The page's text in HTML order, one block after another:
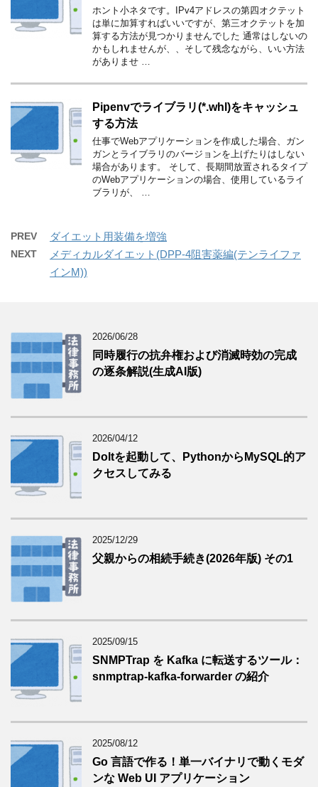
ホント小ネタです。IPv4アドレスの第四オクテット
は単に加算すればいいですが、第三オクテットを加
算する方法が見つかりませんでした 通常はしないの
かもしれませんが、、そして残念ながら、いい方法
がありませ …
Pipenvでライブラリ(*.whl)をキャッシュ
する方法
仕事でWebアプリケーションを作成した場合、ガン
ガンとライブラリのバージョンを上げたりはしない
場合があります。 そして、長期間放置されるタイプ
のWebアプリケーションの場合、使用しているライ
ブラリが、 …
PREV ダイエット用装備を増強
NEXT
メディカルダイエット(DPP-4阻害薬編(テンライファ
インM))
2026/06/28
同時履行の抗弁権および消滅時効の完成
の逐条解説(生成AI版)
2026/04/12
Doltを起動して、PythonからMySQL的ア
クセスしてみる
2025/12/29
父親からの相続手続き(2026年版) その1
2025/09/15
SNMPTrap を Kafka に転送するツール：
snmptrap-kafka-forwarder の紹介
2025/08/12
Go 言語で作る！単一バイナリで動くモダ
ンな Web UI アプリケーション